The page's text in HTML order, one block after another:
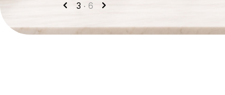
4 6